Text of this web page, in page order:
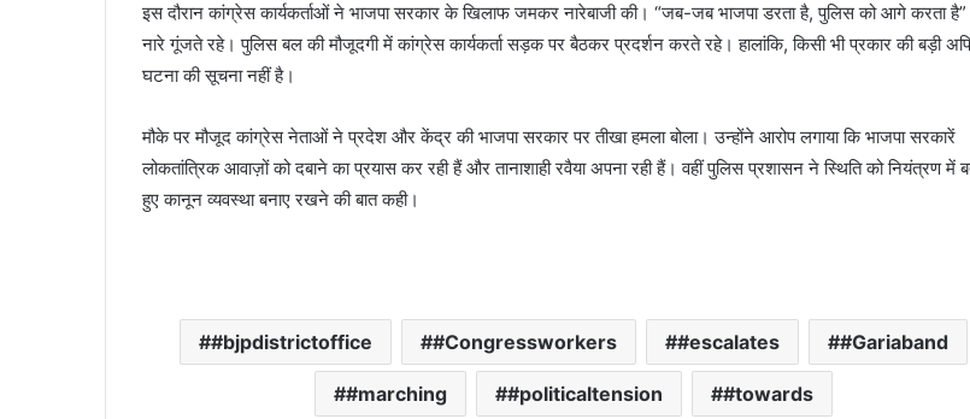
इस दौरान कांग्रेस कार्यकर्ताओं ने भाजपा सरकार के खिलाफ जमकर नारेबाजी की। “जब-जब भाजपा डरता है, पुलिस को आगे करता
नारे गूंजते रहे। पुलिस बल की मौजूदगी में कांग्रेस कार्यकर्ता सड़क पर बैठकर प्रदर्शन करते रहे। हालांकि, किसी भी प्रकार की बड़ी
घटना की सूचना नहीं है।
मौके पर मौजूद कांग्रेस नेताओं ने प्रदेश और केंद्र की भाजपा सरकार पर तीखा हमला बोला। उन्होंने आरोप लगाया कि भाजपा सरकारें
लोकतांत्रिक आवाज़ों को दबाने का प्रयास कर रही हैं और तानाशाही रवैया अपना रही हैं। वहीं पुलिस प्रशासन ने स्थिति को नियंत्रण में
हुए कानून व्यवस्था बनाए रखने की बात कही।
#bjpdistrictoffice #Congressworkers #escalates #Gariaband
#marching #politicaltension #towards